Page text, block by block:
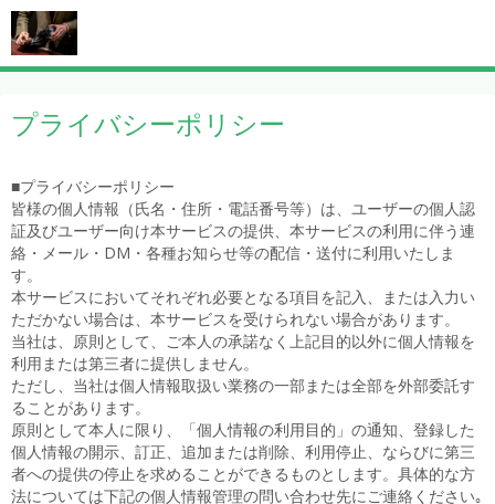
プライバシーポリシー
■プライバシーポリシー
皆様の個人情報（氏名・住所・電話番号等）は、ユーザーの個人認
証及びユーザー向け本サービスの提供、本サービスの利用に伴う連
絡・メール・DM・各種お知らせ等の配信・送付に利用いたしま
す。
本サービスにおいてそれぞれ必要となる項目を記入、または入力い
ただかない場合は、本サービスを受けられない場合があります。
当社は、原則として、ご本人の承諾なく上記目的以外に個人情報を
利用または第三者に提供しません。
ただし、当社は個人情報取扱い業務の一部または全部を外部委託す
ることがあります。
原則として本人に限り、「個人情報の利用目的」の通知、登録した
個人情報の開示、訂正、追加または削除、利用停止、ならびに第三
者への提供の停止を求めることができるものとします。具体的な方
法については下記の個人情報管理の問い合わせ先にご連絡ください｡